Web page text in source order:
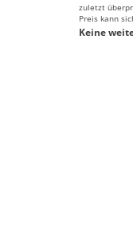
zuletzt
Preis kann
Keine